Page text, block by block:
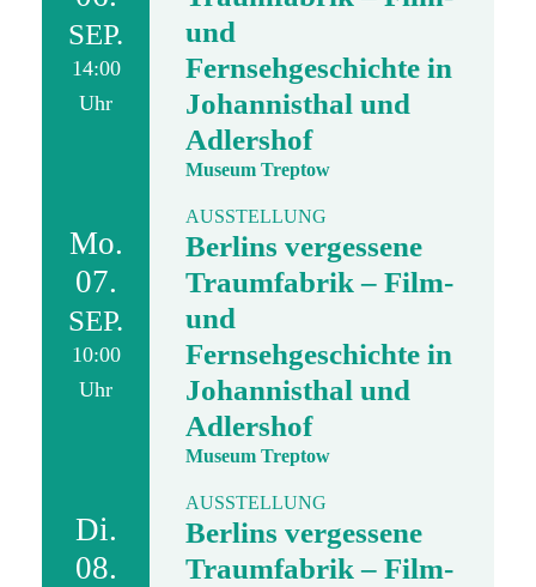
SEP.
14:00
Uhr
und
Fernsehgeschichte in
Johannisthal und
Adlershof
Museum Treptow
Mo.
07.
SEP.
10:00
Uhr
AUSSTELLUNG
Berlins vergessene
Traumfabrik – Film-
und
Fernsehgeschichte in
Johannisthal und
Adlershof
Museum Treptow
Di.
08.
AUSSTELLUNG
Berlins vergessene
Traumfabrik – Film-